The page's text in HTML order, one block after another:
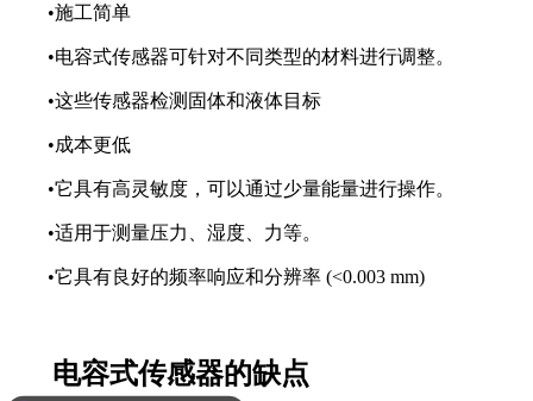
•施工简单
•电容式传感器可针对不同类型的材料进行调整。
•这些传感器检测固体和液体目标
•成本更低
•它具有高灵敏度，可以通过少量能量进行操作。
•适用于测量压力、湿度、力等。
•它具有良好的频率响应和分辨率 (<0.003 mm)
电容式传感器的缺点